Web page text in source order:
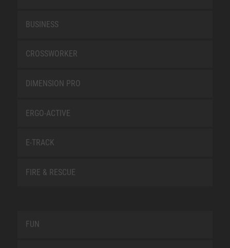
BUSINESS
CROSSWORKER
DIMENSION PRO
ERGO-ACTIVE
E-TRACK
FIRE & RESCUE
FUN